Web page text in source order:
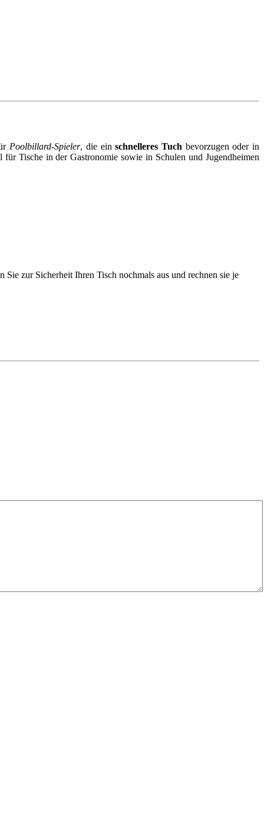
Poolbillard-Spieler, die einschnelleres Tuch bevorzugen oder in
für Tische in der Gastronomie sowie in Schulen und Jugendheimen
Sie zur Sicherheit Ihren Tisch nochmals aus und rechnen sie je